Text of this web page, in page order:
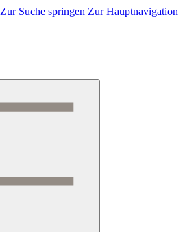
Zur Suche springen Zur Hauptnavigation